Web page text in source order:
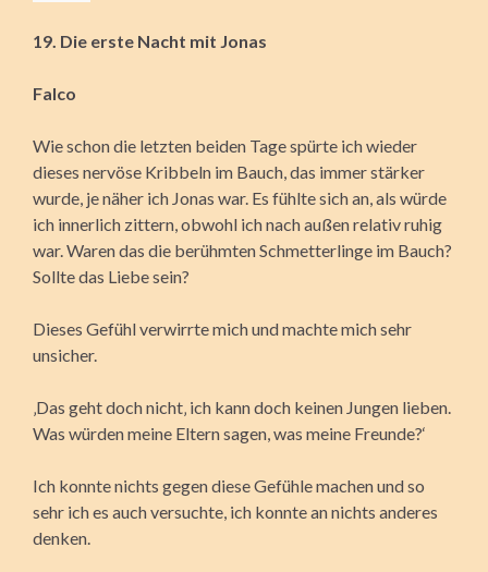
19. Die erste Nacht mit Jonas
Falco
Wie schon die letzten beiden Tage spürte ich wieder
dieses nervöse Kribbeln im Bauch, das immer stärker
wurde, je näher ich Jonas war. Es fühlte sich an, als würde
ich innerlich zittern, obwohl ich nach außen relativ ruhig
war. Waren das die berühmten Schmetterlinge im Bauch?
Sollte das Liebe sein?
Dieses Gefühl verwirrte mich und machte mich sehr
unsicher.
‚Das geht doch nicht‚ ich kann doch keinen Jungen lieben.
Was würden meine Eltern sagen, was meine Freunde?‘
Ich konnte nichts gegen diese Gefühle machen und so
sehr ich es auch versuchte, ich konnte an nichts anderes
denken.